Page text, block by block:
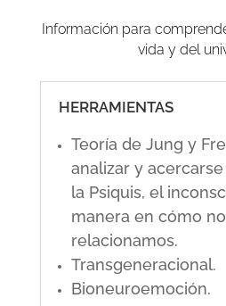
Información para
vida y del
HERRAMIENTAS
Teoría de Jung y
analizar y
la Psiquis, el
manera en cómo
relacionamos.
Transgeneracional.
Bioneuroemoción.